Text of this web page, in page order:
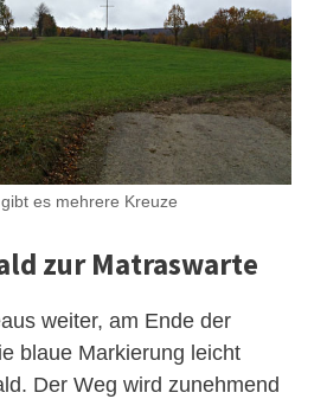
es mehrere Kreuze
zur Matraswarte
weiter, am Ende der
blaue Markierung leicht
Der Weg wird zunehmend